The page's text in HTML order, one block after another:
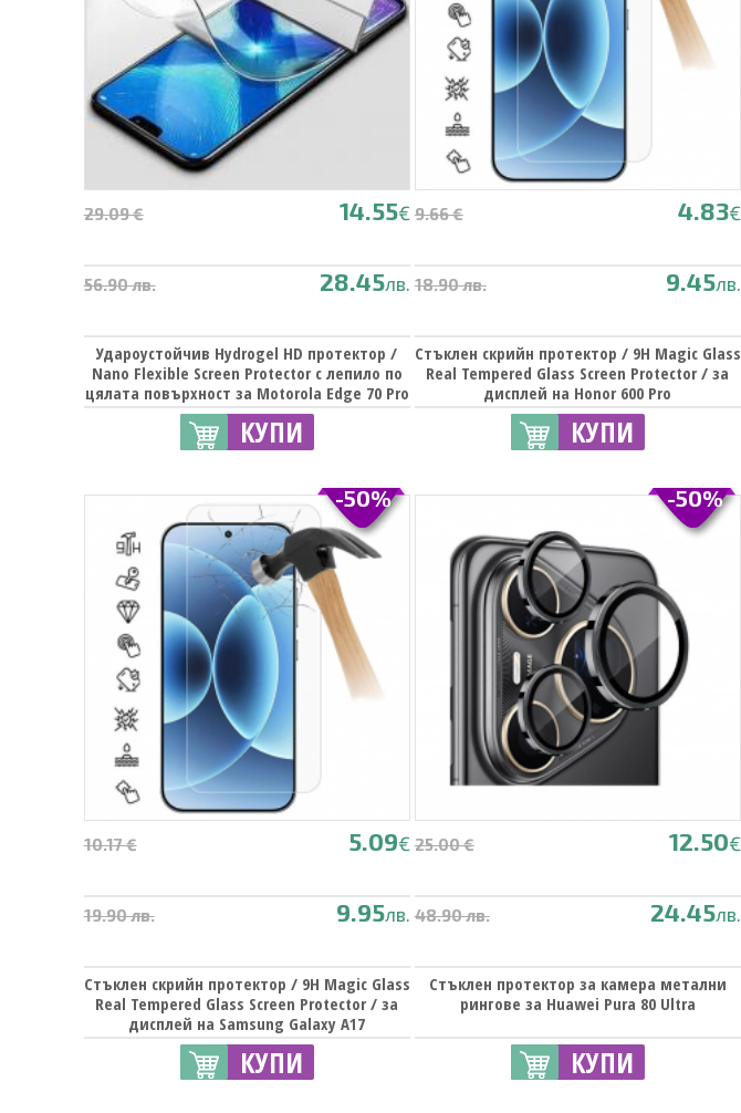
29.09 € 14.55€
56.90 лв. 28.45лв.
Удароустойчив Hydrogel HD протектор /
Nano Flexible Screen Protector с лепило по
цялата повърхност за Motorola Edge 70 Pro
КУПИ
9.66 € 4.83€
18.90 лв. 9.45лв.
Стъклен скрийн протектор / 9H Magic Glass
Real Tempered Glass Screen Protector / за
дисплей на Honor 600 Pro
КУПИ
10.17 € 5.09€
19.90 лв. 9.95лв.
Стъклен скрийн протектор / 9H Magic Glass
Real Tempered Glass Screen Protector / за
дисплей на Samsung Galaxy A17
КУПИ
-50%
25.00 € 12.50€
48.90 лв. 24.45лв.
Стъклен протектор за камера метални
рингове за Huawei Pura 80 Ultra
КУПИ
-50%